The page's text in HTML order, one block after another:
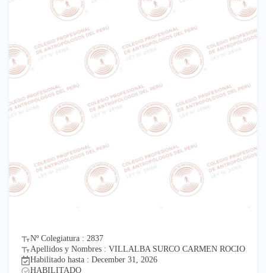
Nº Colegiatura : 2837
Apellidos y Nombres : VILLALBA SURCO CARMEN ROCIO
Habilitado hasta : December 31, 2026
HABILITADO